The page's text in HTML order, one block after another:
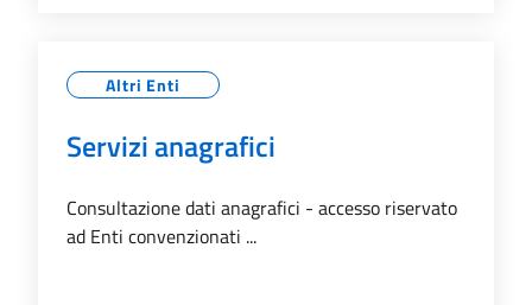
Altri Enti
Servizi anagrafici
Consultazione dati anagrafici - accesso riservato
ad Enti convenzionati ...